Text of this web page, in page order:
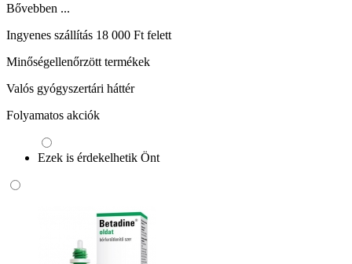
Bővebben ...
Ingyenes szállítás 18 000 Ft felett
Minőségellenőrzött termékek
Valós gyógyszertári háttér
Folyamatos akciók
Ezek is érdekelhetik Önt